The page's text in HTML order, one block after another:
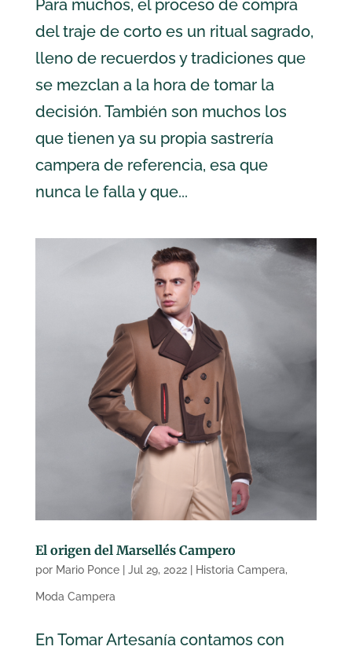
Para muchos, el proceso de compra
del traje de corto es un ritual sagrado,
lleno de recuerdos y tradiciones que
se mezclan a la hora de tomar la
decisión. También son muchos los
que tienen ya su propia sastrería
campera de referencia, esa que
nunca le falla y que...
El origen del Marsellés Campero
por Mario Ponce| Jul 29, 2022| Historia Campera,
Moda Campera
En Tomar Artesanía contamos con